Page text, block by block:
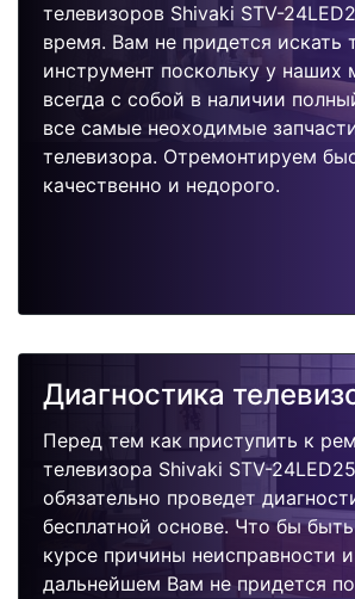
телевизоров Shivaki STV-
время. Вам не придется искать
инструмент поскольку у наших
всегда с собой в наличии
все самые неоходимые
телевизора. Отремонтируем
качественно и недорого.
Диагностика
Перед тем как приступить к
телевизора Shivaki STV-
обязательно проведет
бесплатной основе. Что бы
курсе причины неисправности
дальнейшем Вам не придется